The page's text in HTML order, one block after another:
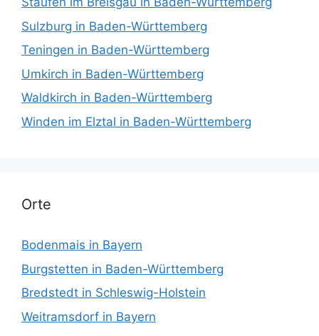
Sulzburg in Baden-Württemberg
Teningen in Baden-Württemberg
Umkirch in Baden-Württemberg
Waldkirch in Baden-Württemberg
Winden im Elztal in Baden-Württemberg
Orte
Bodenmais in Bayern
Burgstetten in Baden-Württemberg
Bredstedt in Schleswig-Holstein
Weitramsdorf in Bayern